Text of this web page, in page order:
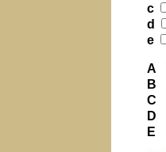
c
d
e
A
B
C
D
E